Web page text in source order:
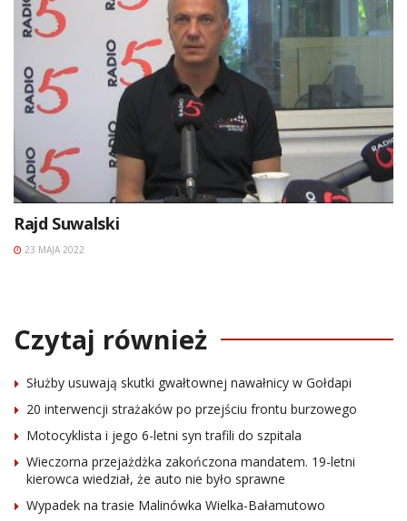
Rajd Suwalski
23 MAJA 2022
Czytaj również
Służby usuwają skutki gwałtownej nawałnicy w Gołdapi
20 interwencji strażaków po przejściu frontu burzowego
Motocyklista i jego 6-letni syn trafili do szpitala
Wieczorna przejażdżka zakończona mandatem. 19-letni
kierowca wiedział, że auto nie było sprawne
Wypadek na trasie Malinówka Wielka-Bałamutowo